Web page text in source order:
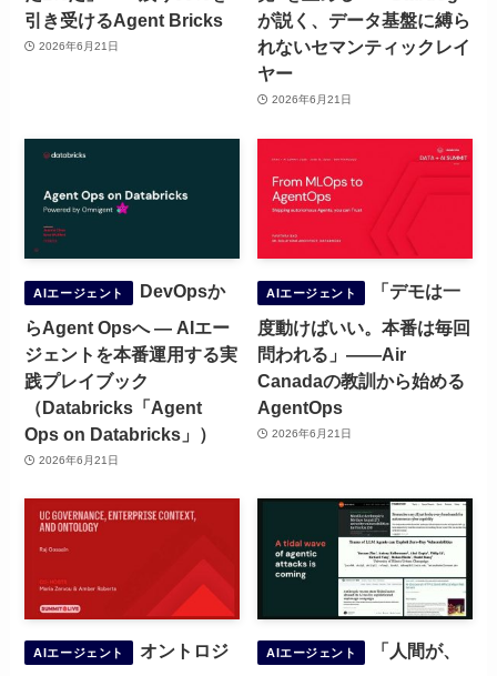
引き受けるAgent Bricks
2026年6月21日
が説く、データ基盤に縛ら
れないセマンティックレイ
ヤー
2026年6月21日
AIエージェント
DevOpsか
らAgent Opsへ ― AIエー
ジェントを本番運用する実
践プレイブック
（Databricks「Agent
Ops on Databricks」）
2026年6月21日
AIエージェント
「デモは一
度動けばいい。本番は毎回
問われる」——Air
Canadaの教訓から始める
AgentOps
2026年6月21日
AIエージェント
オントロジ
AIエージェント
「人間が、